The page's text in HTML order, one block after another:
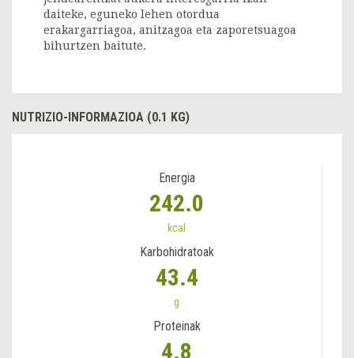
daiteke, eguneko lehen otordua
erakargarriagoa, anitzagoa eta zaporetsuagoa
bihurtzen baitute.
NUTRIZIO-INFORMAZIOA (0.1 KG)
Energia
242.0
kcal
Karbohidratoak
43.4
g
Proteinak
4.8